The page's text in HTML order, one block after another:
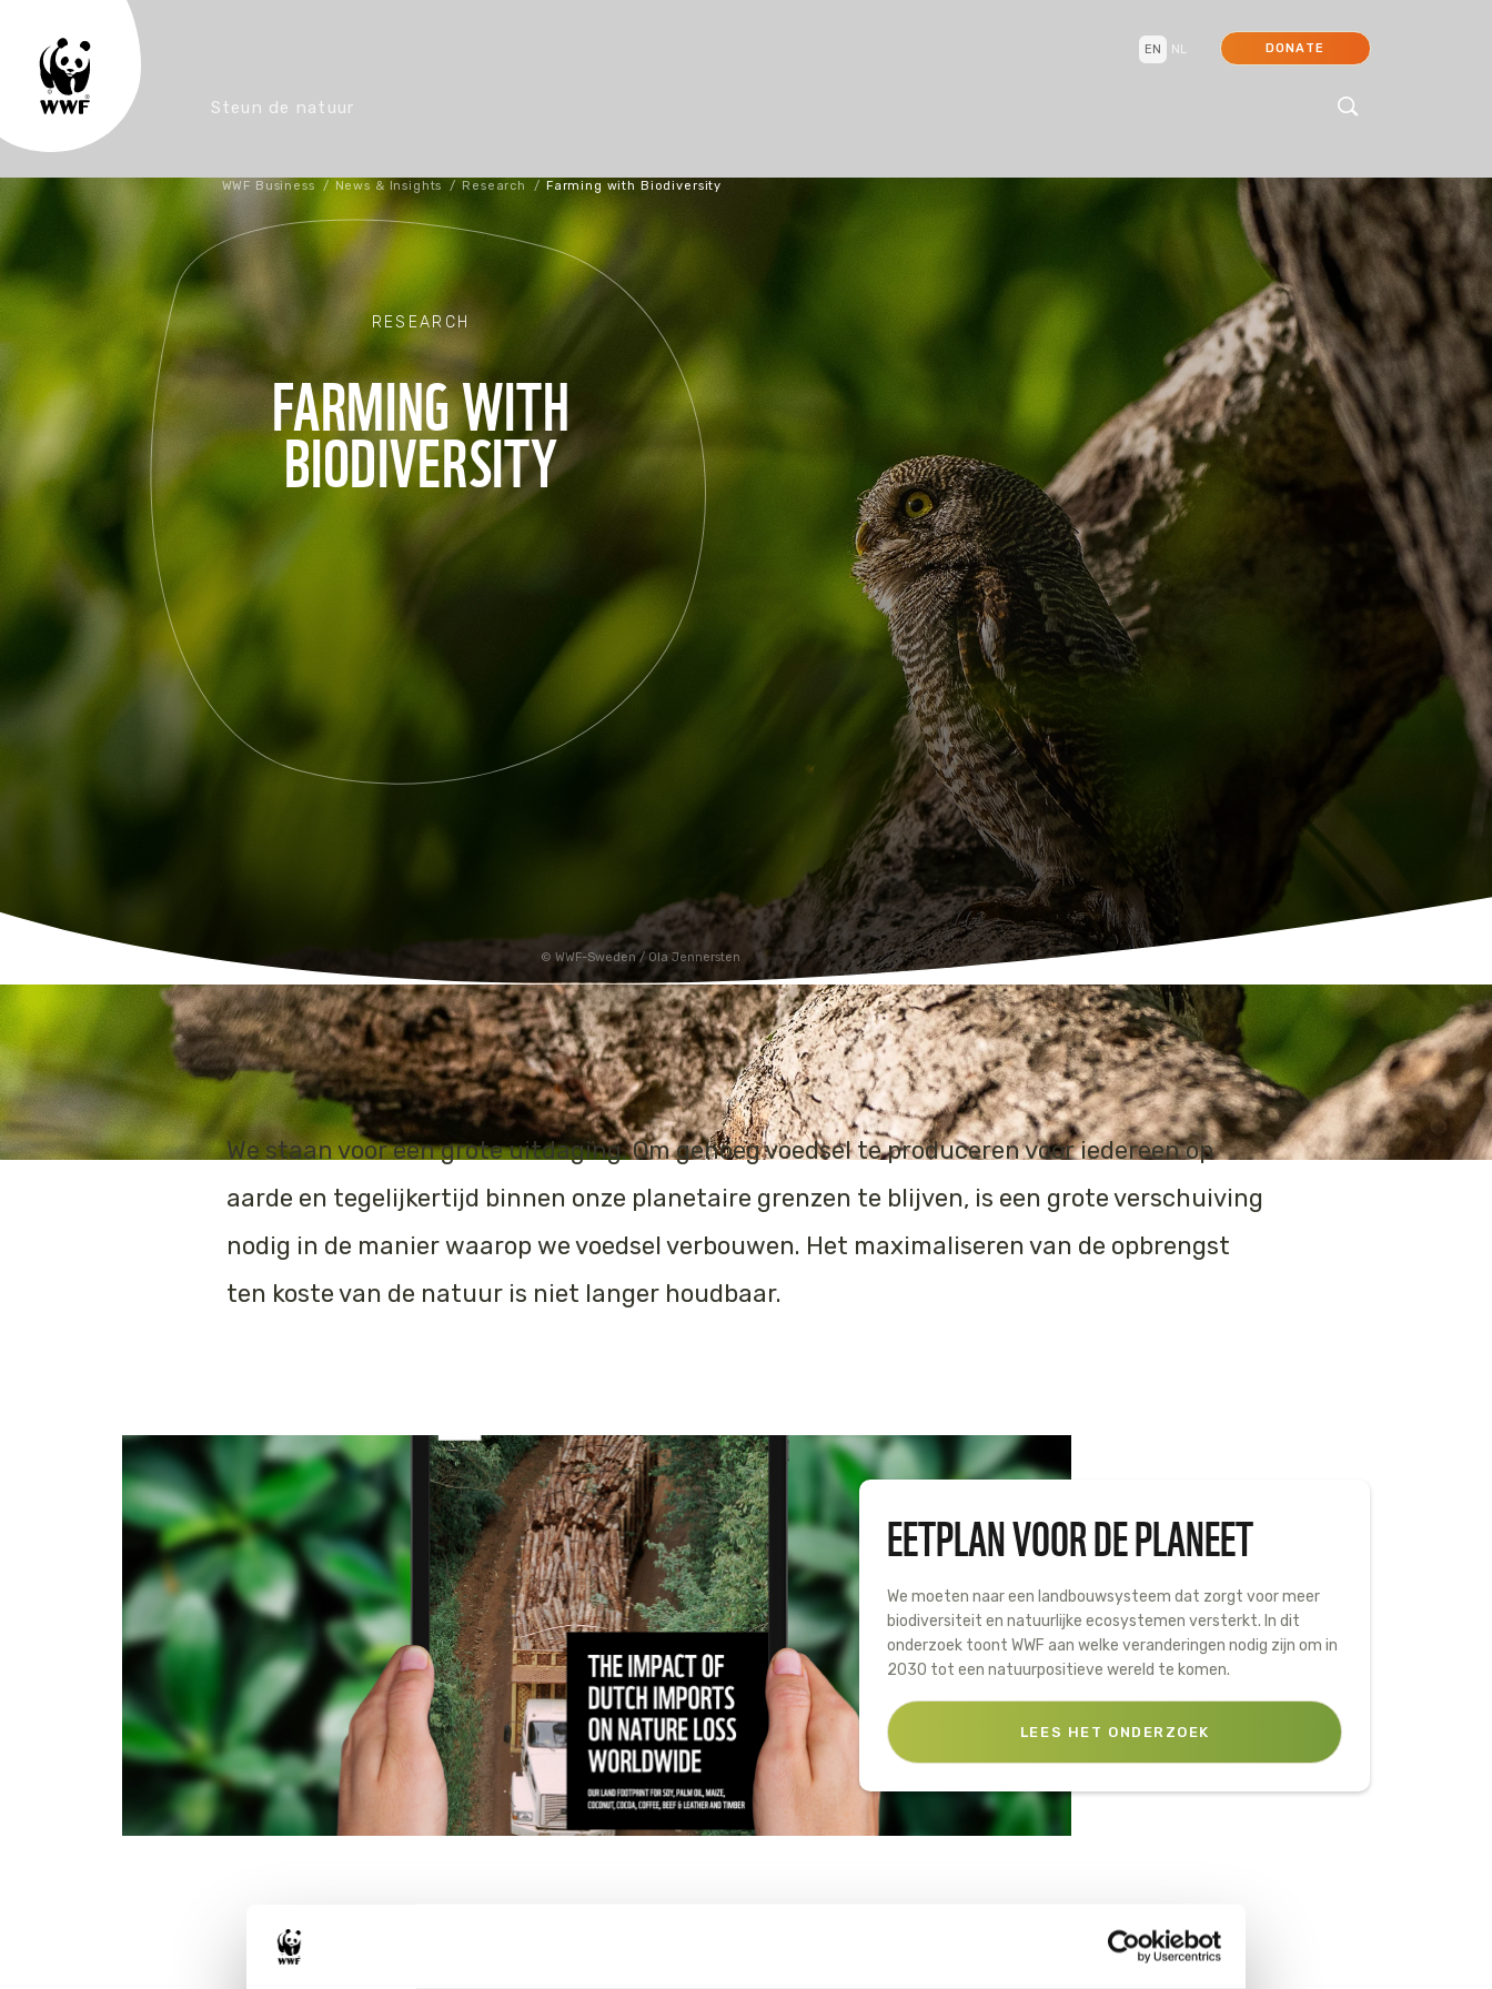
EN NL DONATE
Steun de natuur
WWF Business / News & Insights / Research / Farming with Biodiversity
WWF-Sweden / Ola Jennersten
RESEARCH
FARMING WITH
BIODIVERSITY
We staan voor een grote uitdaging. Om genoeg voedsel te produceren voor iedereen op
aarde en tegelijkertijd binnen onze planetaire grenzen te blijven, is een grote verschuiving
nodig in de manier waarop we voedsel verbouwen. Het maximaliseren van de opbrengst
ten koste van de natuur is niet langer houdbaar.
EETPLAN VOOR DE PLANEET
We moeten naar een landbouwsysteem dat zorgt voor meer
biodiversiteit en natuurlijke ecosystemen versterkt. In dit
onderzoek toont WWF aan welke veranderingen nodig zijn om in
2030 tot een natuurpositieve wereld te komen.
LEES HET ONDERZOEK
RELATED STUDIES